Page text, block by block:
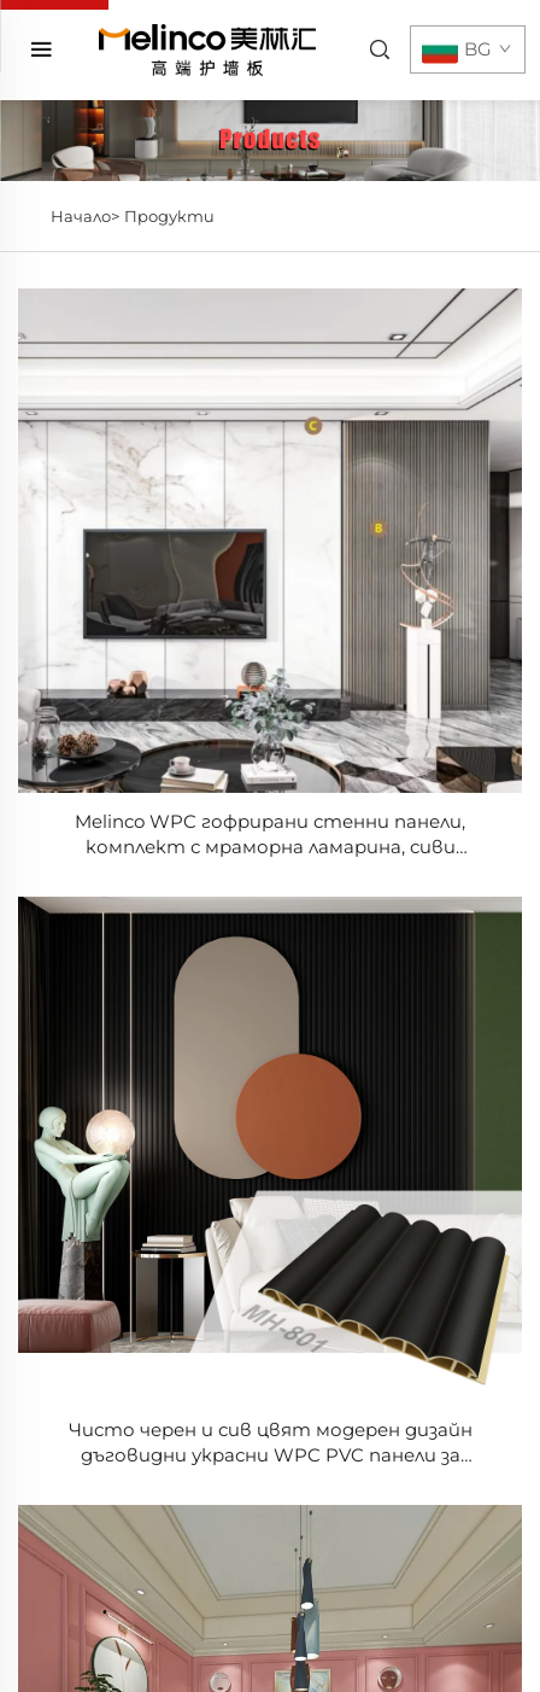
BG
Начало> Продукти
Melinco WPC гофрирани стенни панели,
комплект с мраморна ламарина, сиви
вътрешна декорация на стени
Чисто черен и сив цвят модерен дизайн
дъговидни украсни WPC PVC панели за